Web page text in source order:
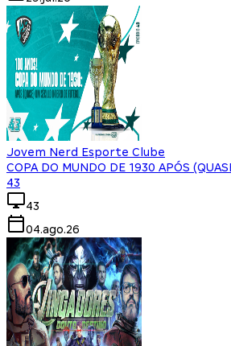
Jovem Nerd Esporte Clube
COPA DO MUNDO DE 1930 APÓS
43
43
04.ago.26